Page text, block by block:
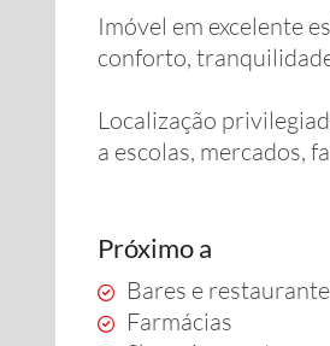
Imóvel em excelente
conforto,
Localização
a escolas, mercados,
Próximo a
Bares e
Farmácias